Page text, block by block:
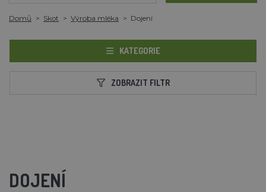
Domů Skot Výroba mléka Dojení
KATEGORIE
ZOBRAZIT FILTR
DOJENÍ